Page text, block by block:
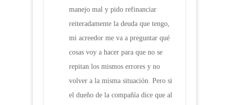
manejo mal y pido refinanciar
reiteradamente la deuda que tengo,
mi acreedor me va a preguntar qué
cosas voy a hacer para que no se
repitan los mismos errores y no
volver a la misma situación. Pero si
el dueño de la compañía dice que al